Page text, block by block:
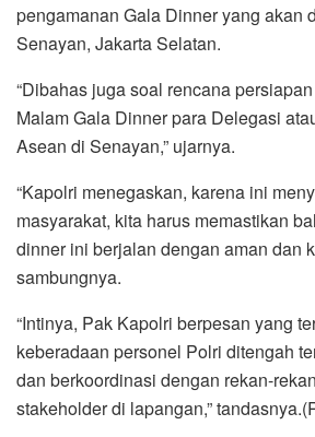
pengamanan Gala Dinner yang akan
Senayan, Jakarta Selatan.
“Dibahas juga soal rencana
Malam Gala Dinner para Delegasi
Asean di Senayan,” ujarnya.
“Kapolri menegaskan, karena ini
masyarakat, kita harus memastikan
dinner ini berjalan dengan aman dan
sambungnya.
“Intinya, Pak Kapolri berpesan yang
keberadaan personel Polri ditengah
dan berkoordinasi dengan rekan-
stakeholder di lapangan,”